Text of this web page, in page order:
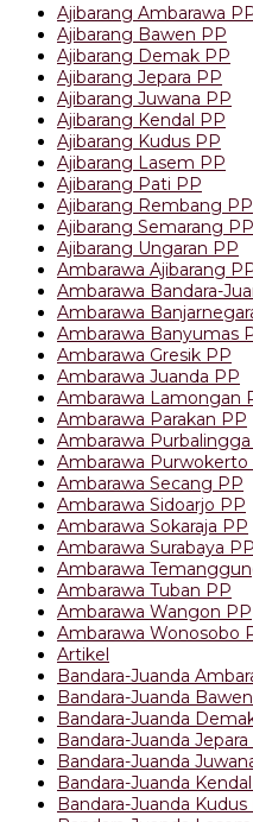
Ajibarang Ambarawa
Ajibarang Bawen PP
Ajibarang Demak PP
Ajibarang Jepara PP
Ajibarang Juwana PP
Ajibarang Kendal PP
Ajibarang Kudus PP
Ajibarang Lasem PP
Ajibarang Pati PP
Ajibarang Rembang PP
Ajibarang Semarang PP
Ajibarang Ungaran PP
Ambarawa Ajibarang
Ambarawa Bandara-
Ambarawa
Ambarawa Banyumas
Ambarawa Gresik PP
Ambarawa Juanda PP
Ambarawa Lamongan
Ambarawa Parakan PP
Ambarawa
Ambarawa Purwokerto
Ambarawa Secang PP
Ambarawa Sidoarjo PP
Ambarawa Sokaraja PP
Ambarawa Surabaya PP
Ambarawa
Ambarawa Tuban PP
Ambarawa Wangon PP
Ambarawa Wonosobo
Artikel
Bandara-Juanda
Bandara-Juanda
Bandara-Juanda
Bandara-Juanda
Bandara-Juanda
Bandara-Juanda
Bandara-Juanda Kudus